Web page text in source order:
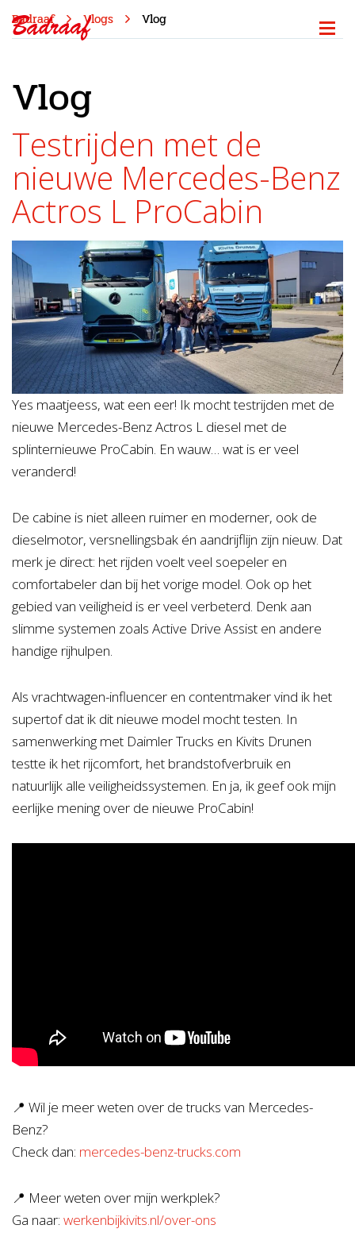
Badraaf Vlogs Vlog
Vlog
Testrijden met de
nieuwe Mercedes-Benz
Actros L ProCabin
Yes maatjeess, wat een eer! Ik mocht testrijden met de
nieuwe Mercedes-Benz Actros L diesel met de
splinternieuwe ProCabin. En wauw… wat is er veel
veranderd!
De cabine is niet alleen ruimer en moderner, ook de
dieselmotor, versnellingsbak én aandrijflijn zijn nieuw. Dat
merk je direct: het rijden voelt veel soepeler en
comfortabeler dan bij het vorige model. Ook op het
gebied van veiligheid is er veel verbeterd. Denk aan
slimme systemen zoals Active Drive Assist en andere
handige rijhulpen.
Als vrachtwagen-influencer en contentmaker vind ik het
supertof dat ik dit nieuwe model mocht testen. In
samenwerking met Daimler Trucks en Kivits Drunen
testte ik het rijcomfort, het brandstofverbruik en
natuurlijk alle veiligheidssystemen. En ja, ik geef ook mijn
eerlijke mening over de nieuwe ProCabin!
📍 Wil je meer weten over de trucks van Mercedes-
Benz?
Check dan: mercedes-benz-trucks.com
📍 Meer weten over mijn werkplek?
Ga naar: werkenbijkivits.nl/over-ons